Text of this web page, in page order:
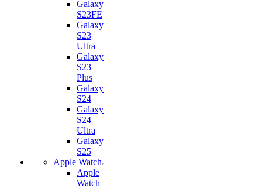
Galaxy
S23FE
Galaxy
S23
Ultra
Galaxy
S23
Plus
Galaxy
S24
Galaxy
S24
Ultra
Galaxy
S25
Apple Watch
Apple
Watch